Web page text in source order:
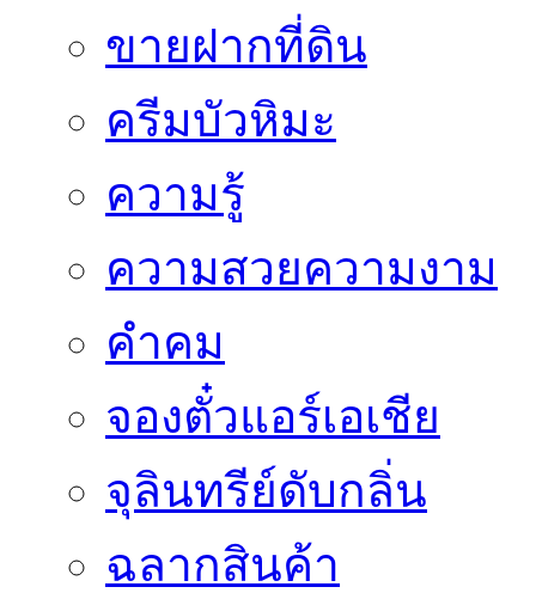
ขายฝากที่ดิน
ครีมบัวหิมะ
ความรู้
ความสวยความงาม
คำคม
จองตั๋วแอร์เอเชีย
จุลินทรีย์ดับกลิ่น
ฉลากสินค้า